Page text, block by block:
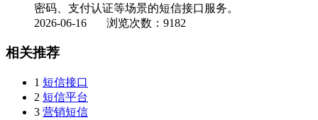
密码、支付认证等场景的短信接口服务。
2026-06-16 浏览次数：9182
相关推荐
1 短信接口
2 短信平台
3 营销短信